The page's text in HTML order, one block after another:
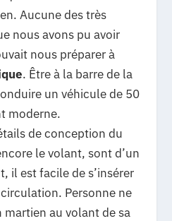
Aucune des très
nous avons pu avoir
nous préparer à
. Être à la barre de la
un véhicule de 50
moderne.
de conception du
le volant, sont d’un
il est facile de s’insérer
Personne ne
au volant de sa